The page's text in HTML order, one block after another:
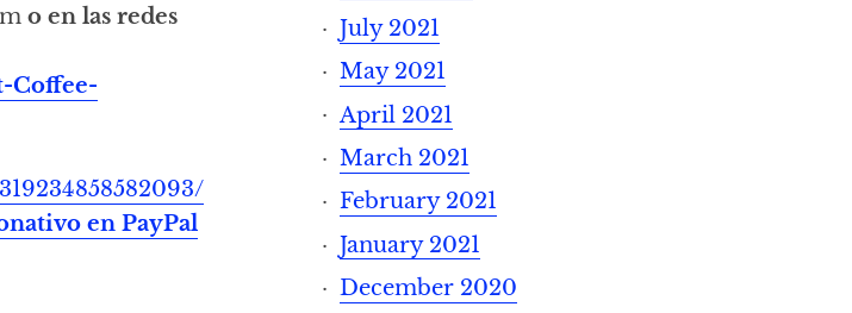
o en las redes
Coffee-
en PayPal
July 2021
May 2021
April 2021
March 2021
February 2021
January 2021
December 2020